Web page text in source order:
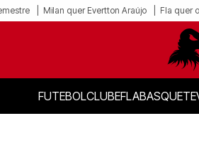
Milan quer Evertton Araújo Fla quer
FUTEBOLCLUBEFLABASQUETE